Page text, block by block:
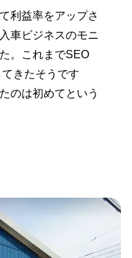
利益率をアップさ
車ビジネスのモニ
。これまでSEO
きたそうです
のは初めてという